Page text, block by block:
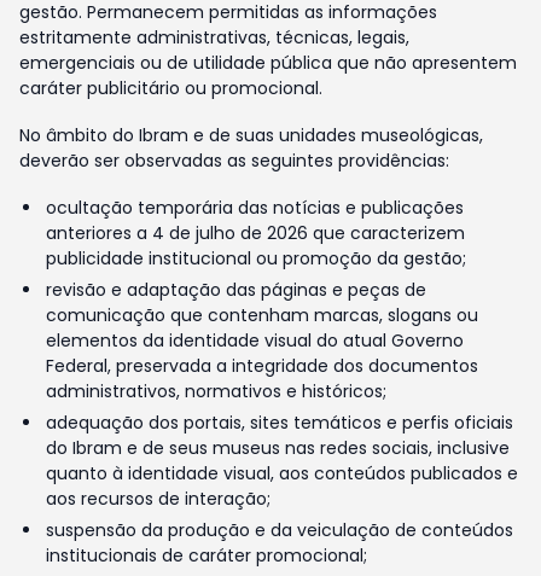
gestão. Permanecem permitidas as informações
estritamente administrativas, técnicas, legais,
emergenciais ou de utilidade pública que não apresentem
caráter publicitário ou promocional.
No âmbito do Ibram e de suas unidades museológicas,
deverão ser observadas as seguintes providências:
ocultação temporária das notícias e publicações
anteriores a 4 de julho de 2026 que caracterizem
publicidade institucional ou promoção da gestão;
revisão e adaptação das páginas e peças de
comunicação que contenham marcas, slogans ou
elementos da identidade visual do atual Governo
Federal, preservada a integridade dos documentos
administrativos, normativos e históricos;
adequação dos portais, sites temáticos e perfis oficiais
do Ibram e de seus museus nas redes sociais, inclusive
quanto à identidade visual, aos conteúdos publicados e
aos recursos de interação;
suspensão da produção e da veiculação de conteúdos
institucionais de caráter promocional;